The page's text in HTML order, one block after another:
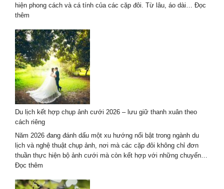
yêu
hiện phong cách và cá tính của các cặp đôi. Từ lâu, áo dài… Đọc
thêm
vụ
chụp
ảnh
cưới
áo
dài
kết
hợp
du
lịch
tại
Đà
Nẵng
–
An
Du lịch kết hợp chụp ảnh cưới 2026 – lưu giữ thanh xuân theo
cách riêng
Năm 2026 đang đánh dấu một xu hướng nổi bật trong ngành du
lịch và nghệ thuật chụp ảnh, nơi mà các cặp đôi không chỉ đơn
thuần thực hiện bộ ảnh cưới mà còn kết hợp với những chuyến…
Đọc thêm
lịch